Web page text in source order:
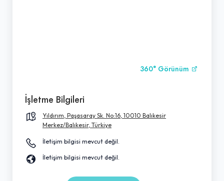
360° Görünüm
İşletme Bilgileri
Yıldırım, Paşasaray Sk. No:16, 10010 Balıkesir
Merkez/Balıkesir, Türkiye
İletişim bilgisi mevcut değil.
İletişim bilgisi mevcut değil.